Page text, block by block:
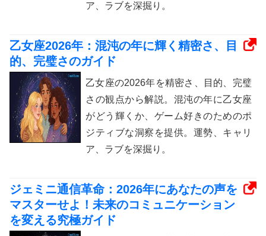
ア、ラブを深掘り。
乙女座2026年：混沌の年に輝く精密さ、目
的、完璧さのガイド
乙女座の2026年を精密さ、目的、完璧
さの観点から解説。混沌の年に乙女座
がどう輝くか、ゲーム好きのためのポ
ジティブな洞察を提供。運勢、キャリ
ア、ラブを深掘り。
ジェミニ通信革命：2026年にあなたの声を
マスターせよ！未来のコミュニケーション
を変える究極ガイド